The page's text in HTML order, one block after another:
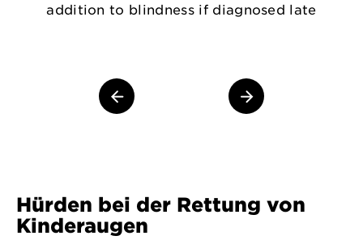
addition to blindness if diagnosed late
Hürden bei der Rettung von
Kinderaugen